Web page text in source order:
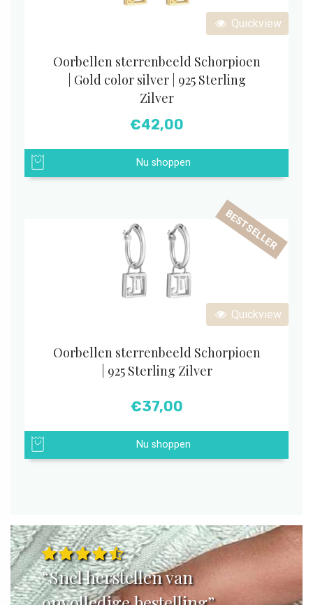
Quickview
Oorbellen sterrenbeeld Schorpioen
| Gold color silver | 925 Sterling
Zilver
€42,00
Nu shoppen
Quickview
BESTSELLER
Oorbellen sterrenbeeld Schorpioen
| 925 Sterling Zilver
€37,00
Nu shoppen
“Snel herstellen van